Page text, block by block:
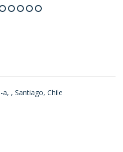
, Santiago, Chile